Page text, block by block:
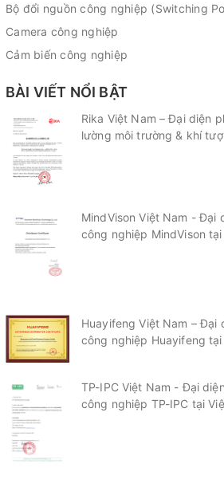
Bộ đổi nguồn công nghiệp (Switching
Camera công nghiệp
Cảm biến công nghiệp
BÀI VIẾT NỔI BẬT
Rika Việt Nam – Đại diện
lường môi trường & khí
MindVison Việt Nam - Đại
công nghiệp MindVison
Huayifeng Việt Nam – Đại
công nghiệp Huayifeng tại
TP-IPC Việt Nam - Đại
công nghiệp TP-IPC tại